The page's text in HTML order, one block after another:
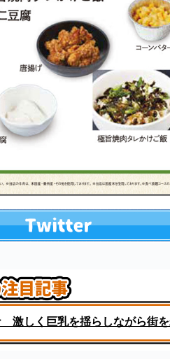
激しく巨乳を揺らしながら街を